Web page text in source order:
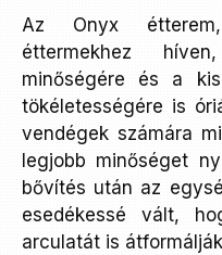
Az Onyx
éttermekhez
minőségére és a
tökéletességére is
vendégek számára
legjobb minőséget
bővítés után az
esedékessé vált,
arculatát is